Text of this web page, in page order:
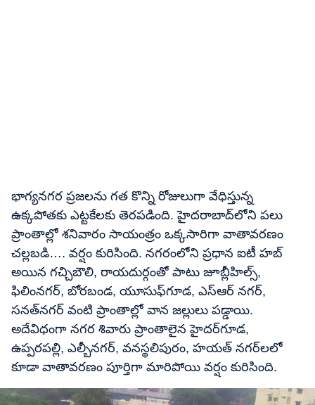
భాగ్యనగర ప్రజలను గత కొన్ని రోజులుగా వేధిస్తున్న
ఉక్కపోతకు ఎట్టకేలకు తెరపడింది. హైదరాబాద్‌లోని పలు
ప్రాంతాల్లో శనివారం సాయంత్రం ఒక్కసారిగా వాతావరణం
చల్లబడి…. వర్షం కురిసింది. నగరంలోని ప్రధాన ఐటీ హబ్
అయిన గచ్చిబౌలి, రాయదుర్గంతో పాటు జూబ్లీహిల్స్‌,
ఫిలింనగర్‌, బోరబండ, యూసుఫ్‌గూడ, ఎస్‌ఆర్ నగర్‌,
సనత్‌నగర్‌ వంటి ప్రాంతాల్లో వాన జల్లులు పడ్డాయి.
అదేవిధంగా నగర శివారు ప్రాంతాలైన హైదర్‌గూడ,
ఉప్పరపల్లి, ఎల్బీనగర్‌, వనస్థలిపురం, హయత్‌ నగర్‌లలో
కూడా వాతావరణం పూర్తిగా మారిపోయి వర్షం కురిసింది.